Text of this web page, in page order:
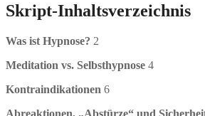
Skript-Inhaltsverzeichnis
Was ist Hypnose? 2
Meditation vs. Selbsthypnose 4
Kontraindikationen 6